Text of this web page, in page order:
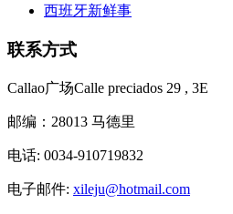
西班牙新鲜事
联系方式
Callao广场Calle preciados 29 , 3E
邮编：28013 马德里
电话: 0034-910719832
电子邮件: xileju@hotmail.com